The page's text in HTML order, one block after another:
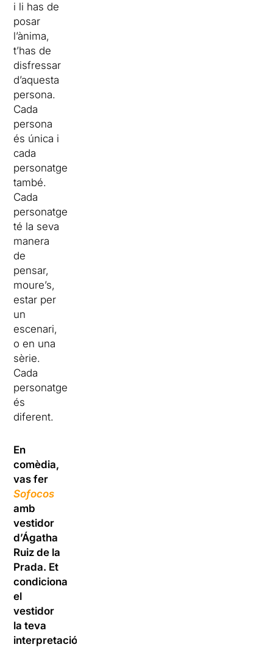
i li has de
posar
l’ànima,
t’has de
disfressar
d’aquesta
persona.
Cada
persona
és única i
cada
personatge
també.
Cada
personatge
té la seva
manera
de
pensar,
moure’s,
estar per
un
escenari,
o en una
sèrie.
Cada
personatge
és
diferent.
En
comèdia,
vas fer
Sofocos
amb
vestidor
d’Ágatha
Ruiz de la
Prada. Et
condiciona
el
vestidor
la teva
interpretació?